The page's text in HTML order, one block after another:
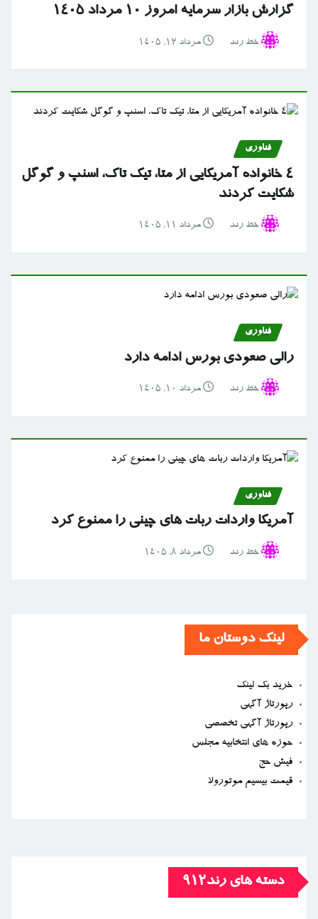
گزارش بازار سرمایه امروز ۱۰ مرداد ۱۴۰۵
خط رند مرداد ۱۲, ۱۴۰۵
فناوری
۴ خانواده آمریکایی از متا، تیک تاک، اسنپ و گوگل
شکایت کردند
خط رند مرداد ۱۱, ۱۴۰۵
فناوری
رالی صعودی بورس ادامه دارد
خط رند مرداد ۱۰, ۱۴۰۵
فناوری
آمریکا واردات ربات های چینی را ممنوع کرد
خط رند مرداد ۸, ۱۴۰۵
لینک دوستان ما
خرید بک لینک
رپورتاژ آگهی
رپورتاژ آگهی تخصصی
حوزه های انتخابیه مجلس
فیش حج
قیمت بیسیم موتورولا
دسته های رند912